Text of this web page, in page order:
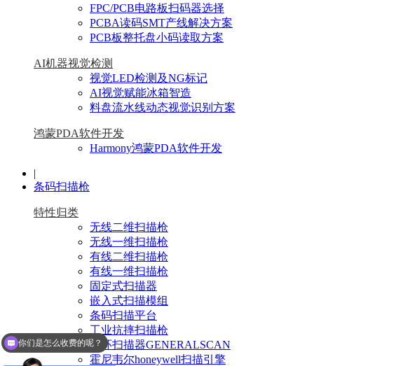
FPC/PCB电路板扫码器选择
PCBA读码SMT产线解决方案
PCB板整托盘小码读取方案
AI机器视觉检测
视觉LED检测及NG标记
AI视觉赋能冰箱智造
料盘流水线动态视觉识别方案
鸿蒙PDA软件开发
Harmony鸿蒙PDA软件开发
|
条码扫描枪
特性归类
无线二维扫描枪
无线一维扫描枪
有线二维扫描枪
有线一维扫描枪
固定式扫描器
嵌入式扫描模组
条码扫描平台
工业抗摔扫描枪
指环扫描器GENERALSCAN
霍尼韦尔honeywell扫描引擎
你们是怎么收费的呢？